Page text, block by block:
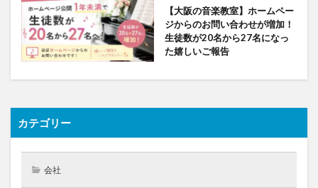
【大阪の音楽教室】ホームペー
ジからのお問い合わせが増加！
生徒数が20名から27名になっ
た嬉しいご報告
カテゴリー
会社